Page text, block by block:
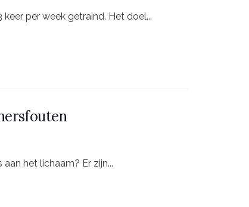
per week getraind. Het doel...
het lichaam? Er zijn...